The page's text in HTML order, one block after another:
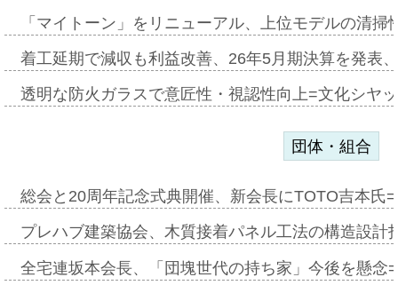
「マイトーン」をリニューアル、上位モデルの清
着工延期で減収も利益改善、26年5月期決算を発表
透明な防火ガラスで意匠性・視認性向上=文化シヤ
団体・組合
総会と20周年記念式典開催、新会長にTOTO吉本氏
プレハブ建築協会、木質接着パネル工法の構造設
全宅連坂本会長、「団塊世代の持ち家」今後を懸